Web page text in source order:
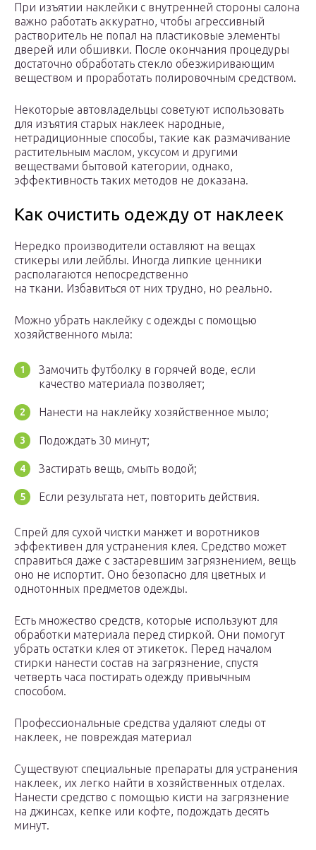
При изъятии наклейки с внутренней стороны салона
важно работать аккуратно, чтобы агрессивный
растворитель не попал на пластиковые элементы
дверей или обшивки. После окончания процедуры
достаточно обработать стекло обезжиривающим
веществом и проработать полировочным средством.
Некоторые автовладельцы советуют использовать
для изъятия старых наклеек народные,
нетрадиционные способы, такие как размачивание
растительным маслом, уксусом и другими
веществами бытовой категории, однако,
эффективность таких методов не доказана.
Как очистить одежду от наклеек
Нередко производители оставляют на вещах
стикеры или лейблы. Иногда липкие ценники
располагаются непосредственно
на ткани. Избавиться от них трудно, но реально.
Можно убрать наклейку с одежды с помощью
хозяйственного мыла:
Замочить футболку в горячей воде, если
качество материала позволяет;
Нанести на наклейку хозяйственное мыло;
Подождать 30 минут;
Застирать вещь, смыть водой;
Если результата нет, повторить действия.
Спрей для сухой чистки манжет и воротников
эффективен для устранения клея. Средство может
справиться даже с застаревшим загрязнением, вещь
оно не испортит. Оно безопасно для цветных и
однотонных предметов одежды.
Есть множество средств, которые используют для
обработки материала перед стиркой. Они помогут
убрать остатки клея от этикеток. Перед началом
стирки нанести состав на загрязнение, спустя
четверть часа постирать одежду привычным
способом.
Профессиональные средства удаляют следы от
наклеек, не повреждая материал
Существуют специальные препараты для устранения
наклеек, их легко найти в хозяйственных отделах.
Нанести средство с помощью кисти на загрязнение
на джинсах, кепке или кофте, подождать десять
минут.